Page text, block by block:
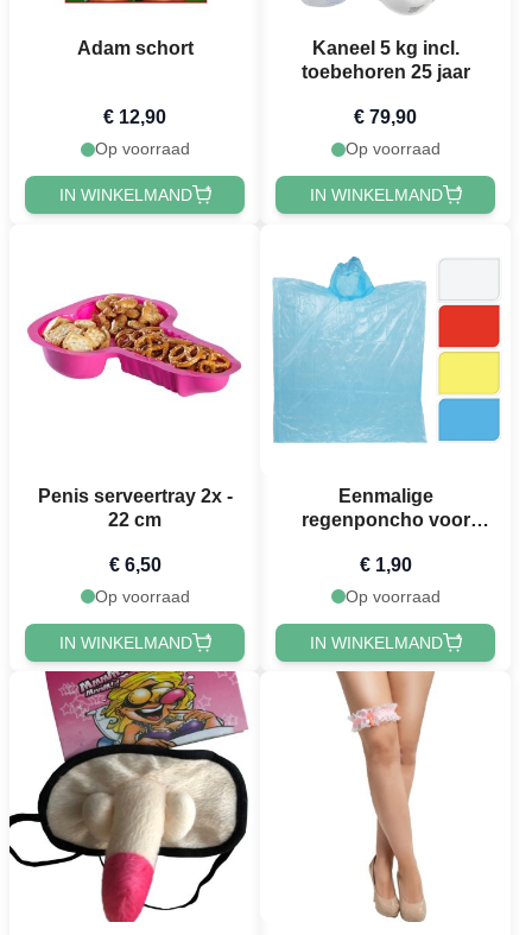
Adam schort
€ 12,90
Op voorraad
IN WINKELMAND
Kaneel 5 kg incl.
toebehoren 25 jaar
€ 79,90
Op voorraad
IN WINKELMAND
Penis serveertray 2x -
22 cm
€ 6,50
Op voorraad
IN WINKELMAND
Eenmalige
regenponcho voor
€ 1,90
Op voorraad
IN WINKELMAND